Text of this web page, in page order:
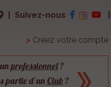
Suivez-nous
> Créez votre compte
professionnel?
partie d’un Club ?